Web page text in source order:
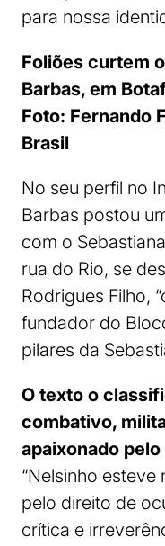
para nossa
Foliões curtem
Barbas, em
Foto: Fernando
Brasil
No seu perfil no
Barbas postou
com o
rua do Rio, se
Rodrigues Filho,
fundador do
pilares da
O texto o
combativo,
apaixonado
“Nelsinho esteve
pelo direito de
crítica e